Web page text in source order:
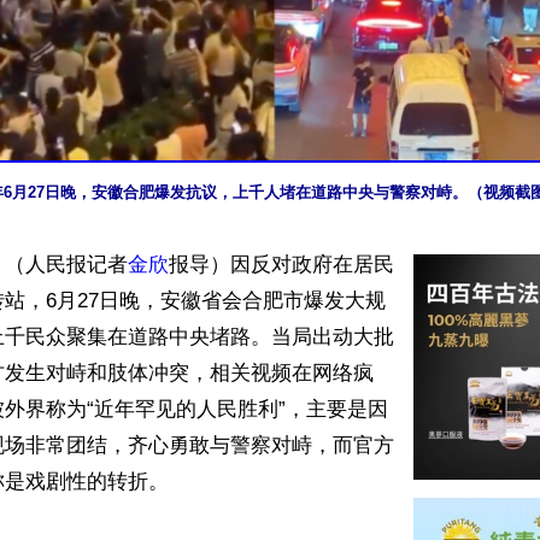
6月27日晚，安徽合肥爆发抗议，上千人堵在道路中央与警察对峙。（视频截
人民报记者金欣报导）因反对政府在居民
，6月27日晚，安徽省会合肥市爆发大规
民众聚集在道路中央堵路。当局出动大批
生对峙和肢体冲突，相关视频在网络疯
界称为“近年罕见的人民胜利”，主要是因
非常团结，齐心勇敢与警察对峙，而官方
戏剧性的转折。